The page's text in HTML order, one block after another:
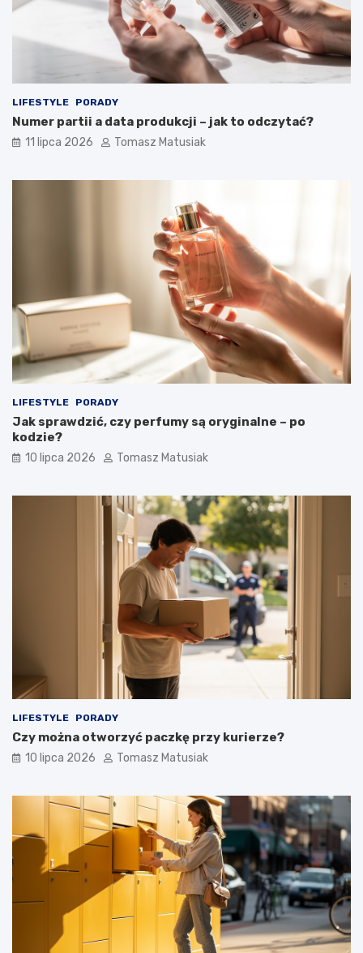
LIFESTYLE PORADY
Numer partii a data produkcji – jak to odczytać?
11 lipca 2026 Tomasz Matusiak
LIFESTYLE PORADY
Jak sprawdzić, czy perfumy są oryginalne – po
kodzie?
10 lipca 2026 Tomasz Matusiak
LIFESTYLE PORADY
Czy można otworzyć paczkę przy kurierze?
10 lipca 2026 Tomasz Matusiak